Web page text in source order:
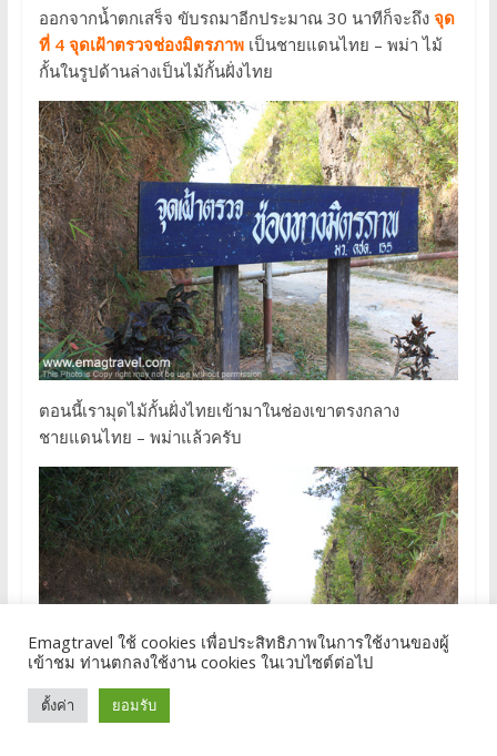
ออกจากน้ำตกเสร็จ ขับรถมาอีกประมาณ 30 นาทีก็จะถึง จุด
ที่ 4 จุดเฝ้าตรวจช่องมิตรภาพเป็นชายแดนไทย – พม่า ไม้
กั้นในรูปด้านล่างเป็นไม้กั้นฝั่งไทย
ตอนนี้เรามุดไม้กั้นฝั่งไทยเข้ามาในช่องเขาตรงกลาง
ชายแดนไทย – พม่าแล้วครับ
Emagtravel ใช้ cookies เพื่อประสิทธิภาพในการใช้งานของผู้
เข้าชม ท่านตกลงใช้งาน cookies ในเวบไซต์ต่อไป
ตั้งค่า ยอมรับ